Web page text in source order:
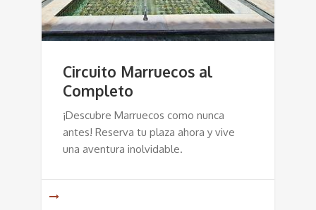
Circuito Marruecos al
Completo
¡Descubre Marruecos como nunca
antes! Reserva tu plaza ahora y vive
una aventura inolvidable.